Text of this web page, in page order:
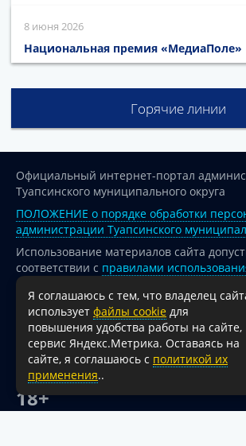
8 июня 2026
Национальная премия «МедиаПоле»
Горячие линии
Официальный интернет-портал
Туапсинского муниципального округа
ПОЛОЖЕНИЕ о порядке обработки
администрации Туапсинского
Использование материалов сайта
соответствии с правилами
опубликованных на сайте
При перепечатке и использовании
на источник обязательна.
Для сайтов и страниц сети Интернет
активная гиперссылка на официальный
администрации Туапсинского
18+
Я соглашаюсь с тем, что владелец
использует файлы cookie для
повышения удобства работы на сайте,
сервис Яндекс.Метрика. Оставаясь на
сайте, я соглашаюсь с политикой их
применения..